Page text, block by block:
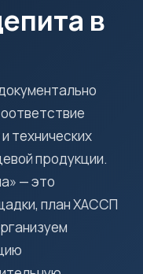
в
технических
продукции.
— это
план ХАССП